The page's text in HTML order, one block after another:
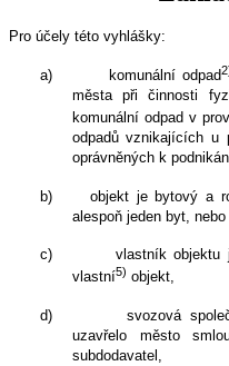
Pro účely této vyhlášky:
a) komunální odpad
města při činnosti
komunální odpad v
odpadů vznikajících u
oprávněných k
b) objekt je bytový a
alespoň jeden byt,
c)
vlastník objektu
vlastní5) objekt,
d) svozová
uzavřelo město
subdodavatel,